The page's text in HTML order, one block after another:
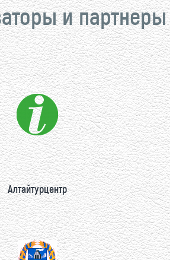
и партнеры
Алтайтурцентр